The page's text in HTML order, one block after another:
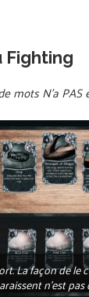
Fighting
mots N’a
La façon de
n’est